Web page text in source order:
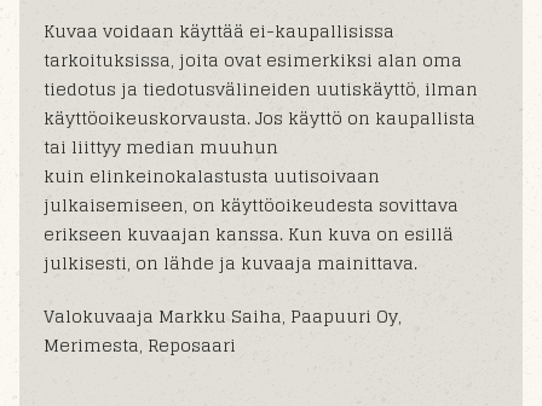
Kuvaa voidaan käyttää ei-kaupallisissa
tarkoituksissa, joita ovat esimerkiksi alan oma
tiedotus ja tiedotusvälineiden uutiskäyttö, ilman
käyttöoikeuskorvausta. Jos käyttö on kaupallista
tai liittyy median muuhun
kuin elinkeinokalastusta uutisoivaan
julkaisemiseen, on käyttöoikeudesta sovittava
erikseen kuvaajan kanssa. Kun kuva on esillä
julkisesti, on lähde ja kuvaaja mainittava.
Valokuvaaja Markku Saiha, Paapuuri Oy,
Merimesta, Reposaari